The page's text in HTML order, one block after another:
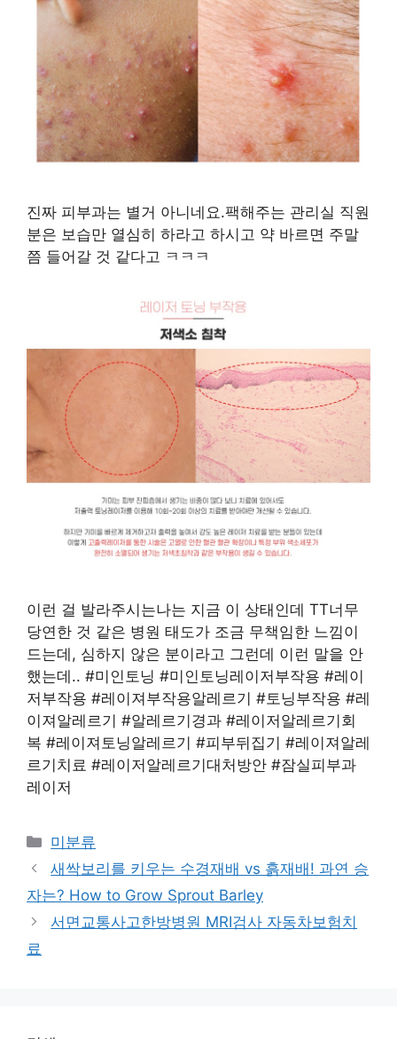
진짜 피부과는 별거 아니네요.팩해주는 관리실 직원
분은 보습만 열심히 하라고 하시고 약 바르면 주말
쯤 들어갈 것 같다고 ㅋㅋㅋ
이런 걸 발라주시는나는 지금 이 상태인데 TT너무
당연한 것 같은 병원 태도가 조금 무책임한 느낌이
드는데, 심하지 않은 분이라고 그런데 이런 말을 안
했는데.. #미인토닝 #미인토닝레이저부작용 #레이
저부작용 #레이져부작용알레르기 #토닝부작용 #레
이져알레르기 #알레르기경과 #레이저알레르기회
복 #레이져토닝알레르기 #피부뒤집기 #레이져알레
르기치료 #레이저알레르기대처방안 #잠실피부과
레이저
Categories
미분류
새싹보리를 키우는 수경재배 vs 흙재배! 과연 승
자는? How to Grow Sprout Barley
서면교통사고한방병원 MRI검사 자동차보험치
료